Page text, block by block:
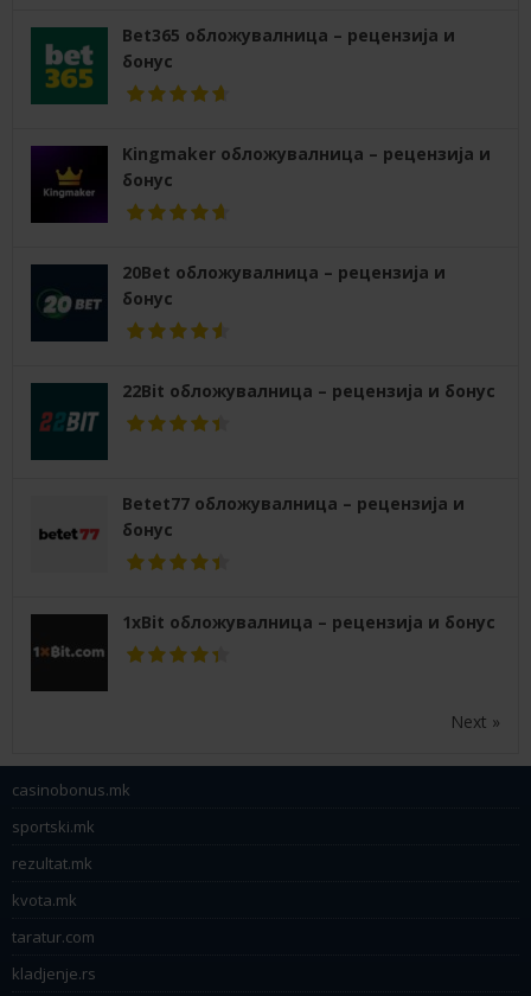
Bet365 обложувалница – рецензија и
бонус
Kingmaker обложувалница – рецензија и
бонус
20Bet обложувалница – рецензија и
бонус
22Bit обложувалница – рецензија и бонус
Betet77 обложувалница – рецензија и
бонус
1xBit обложувалница – рецензија и бонус
Next »
casinobonus.mk
sportski.mk
rezultat.mk
kvota.mk
taratur.com
kladjenje.rs